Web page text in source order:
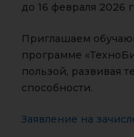
до 16 февраля 2026
Приглашаем
программе
пользой, развивая
способности.
Заявление на